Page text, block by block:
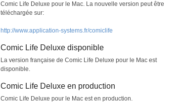
Comic Life Deluxe pour le Mac. La nouvelle version peut être
téléchargée sur:
http://www.application-systems.fr/comiclife
Comic Life Deluxe disponible
La version française de Comic Life Deluxe pour le Mac est
disponible.
Comic Life Deluxe en production
Comic Life Deluxe pour le Mac est en production.